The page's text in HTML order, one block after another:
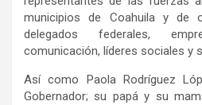
municipios de Coahuila y de
delegados federales,
comunicación, líderes sociales y
Así como Paola Rodríguez
Gobernador; su papá y su